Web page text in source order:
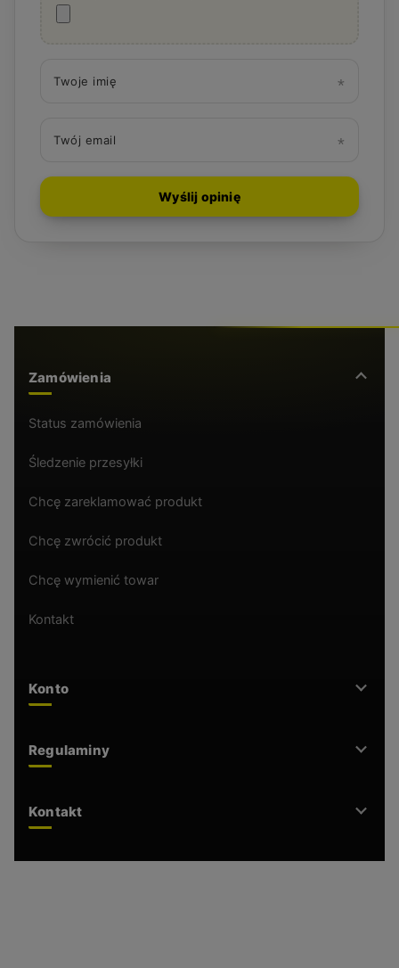
Twoje imię
Twój email
Wyślij opinię
Zamówienia
Status zamówienia
Śledzenie przesyłki
Chcę zareklamować produkt
Chcę zwrócić produkt
Chcę wymienić towar
Kontakt
Konto
Regulaminy
Kontakt